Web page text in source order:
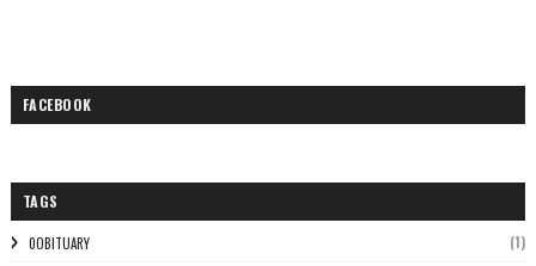
FACEBOOK
TAGS
0OBITUARY (1)